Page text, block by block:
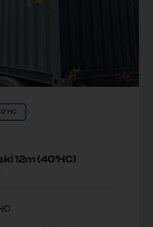
12m (40’HC)